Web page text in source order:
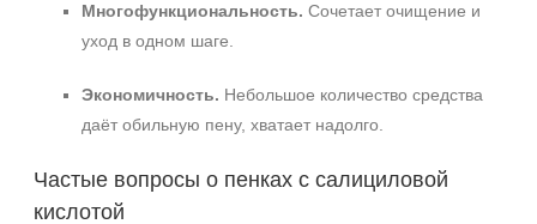
Многофункциональность. Сочетает очищение и
уход в одном шаге.
Экономичность. Небольшое количество средства
даёт обильную пену, хватает надолго.
Частые вопросы о пенках с салициловой
кислотой